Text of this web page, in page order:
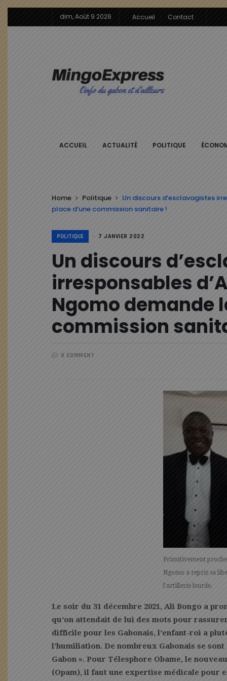
dim, Août 9 2026 Accueil Contact
ACCUEIL ACTUALITÉ POLITIQUE
Home Politique
Un discours d’esclavagistes
place d’une commission sanitaire !
POLITIQUE 7 JANVIER 2022
Un discours
irresponsables
Ngomo demande
commission
0 COMMENT
Primitivement proche
Ngomo a repris sa
l’artillerie lourde.
Le soir du 31 décembre 2021, Ali Bongo a
qu’on attendait de lui des mots pour
difficile pour les Gabonais, l’enfant-roi a
l’humiliation. De nombreux Gabonais se
Gabon ». Pour Télesphore Obame, le
(Opam), il faut une expertise médicale pour